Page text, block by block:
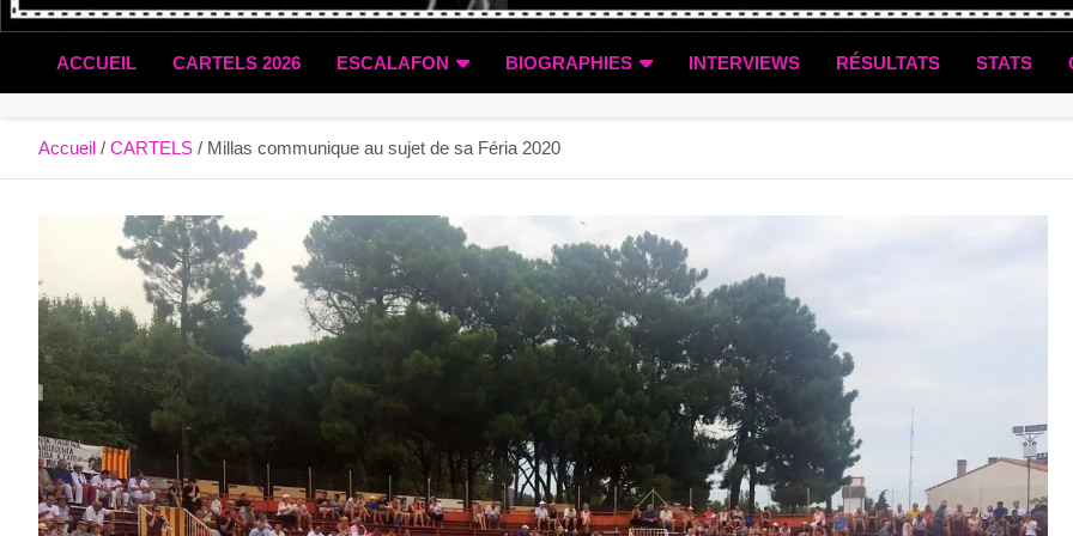
ACCUEIL CARTELS 2026 ESCALAFON BIOGRAPHIES INTERVIEWS RÉSULTATS STATS
Accueil CARTELS Millas communique au sujet de sa Féria 2020